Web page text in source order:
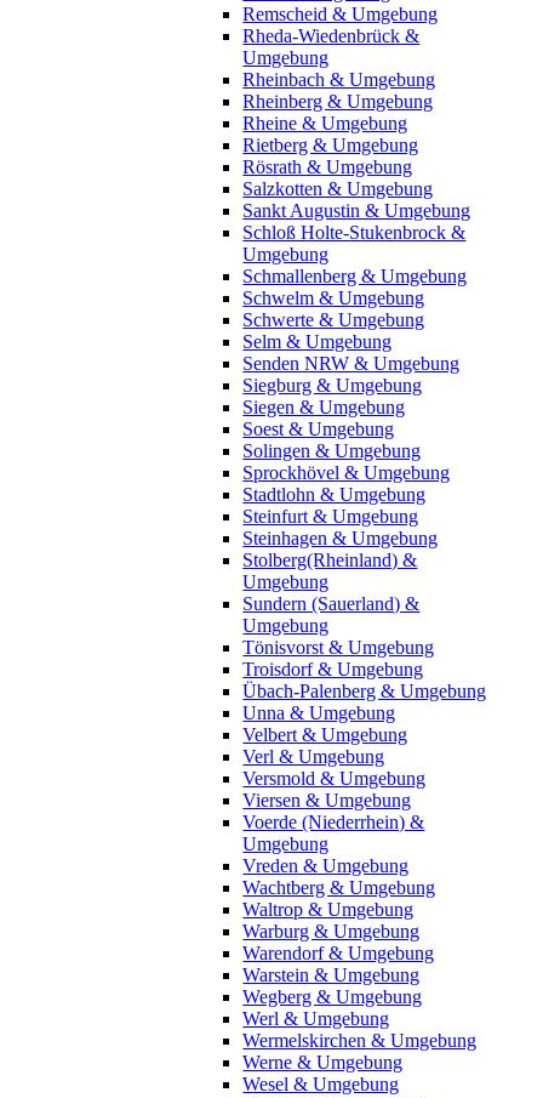
Remscheid & Umgebung
Rheda-Wiedenbrück &
Umgebung
Rheinbach & Umgebung
Rheinberg & Umgebung
Rheine & Umgebung
Rietberg & Umgebung
Rösrath & Umgebung
Salzkotten & Umgebung
Sankt Augustin & Umgebung
Schloß Holte-Stukenbrock &
Umgebung
Schmallenberg & Umgebung
Schwelm & Umgebung
Schwerte & Umgebung
Selm & Umgebung
Senden NRW & Umgebung
Siegburg & Umgebung
Siegen & Umgebung
Soest & Umgebung
Solingen & Umgebung
Sprockhövel & Umgebung
Stadtlohn & Umgebung
Steinfurt & Umgebung
Steinhagen & Umgebung
Stolberg(Rheinland) &
Umgebung
Sundern (Sauerland) &
Umgebung
Tönisvorst & Umgebung
Troisdorf & Umgebung
Übach-Palenberg & Umgebung
Unna & Umgebung
Velbert & Umgebung
Verl & Umgebung
Versmold & Umgebung
Viersen & Umgebung
Voerde (Niederrhein) &
Umgebung
Vreden & Umgebung
Wachtberg & Umgebung
Waltrop & Umgebung
Warburg & Umgebung
Warendorf & Umgebung
Warstein & Umgebung
Wegberg & Umgebung
Werl & Umgebung
Wermelskirchen & Umgebung
Werne & Umgebung
Wesel & Umgebung